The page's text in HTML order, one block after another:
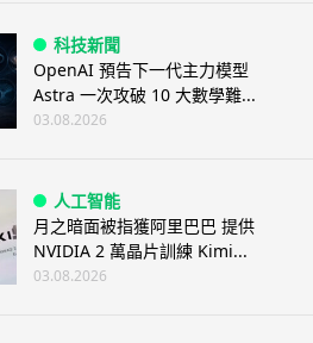
科技新聞
OpenAI 預告下一代主力模型
Astra 一次攻破 10 大數學難...
03.08.2026
人工智能
月之暗面被指獲阿里巴巴 提供
NVIDIA 2 萬晶片訓練 Kimi...
03.08.2026